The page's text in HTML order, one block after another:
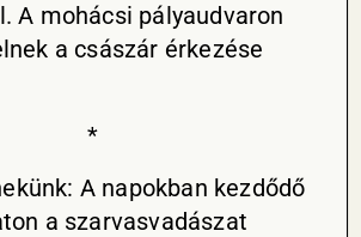
A mohácsi pályaudvaron
a császár érkezése
*
A napokban kezdődő
a szarvasvadászat